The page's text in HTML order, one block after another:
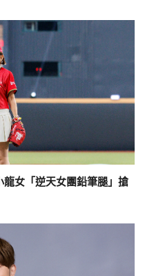
女「逆天女團鉛筆腿」搶